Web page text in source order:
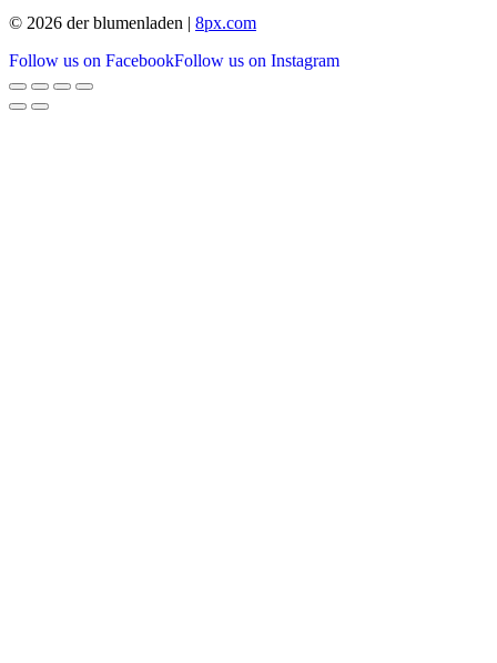
© 2026 der blumenladen | 8px.com
Follow us on FacebookFollow us on Instagram